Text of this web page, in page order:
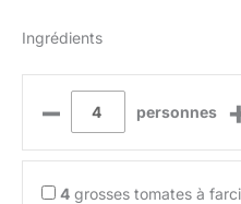
Ingrédients
– personnes
4 grosses tomates à